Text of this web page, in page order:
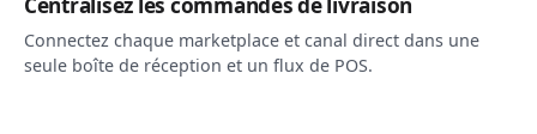
Connectez chaque marketplace et canal direct dans une
seule boîte de réception et un flux de POS.